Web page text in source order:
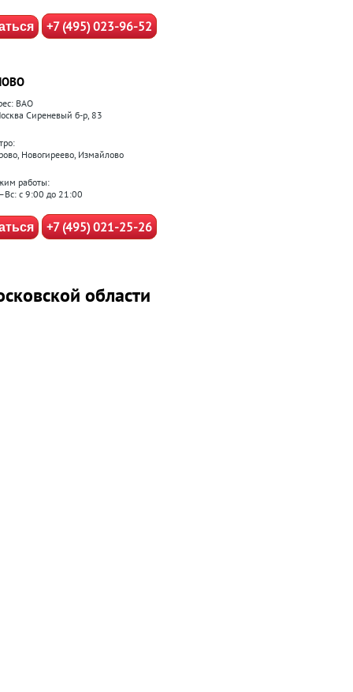
+7 (495) 023-96-52
ВАО
Сиреневый б-р, 83
Новогиреево, Измайлово
работы:
с 9:00 до 21:00
+7 (495) 021-25-26
области